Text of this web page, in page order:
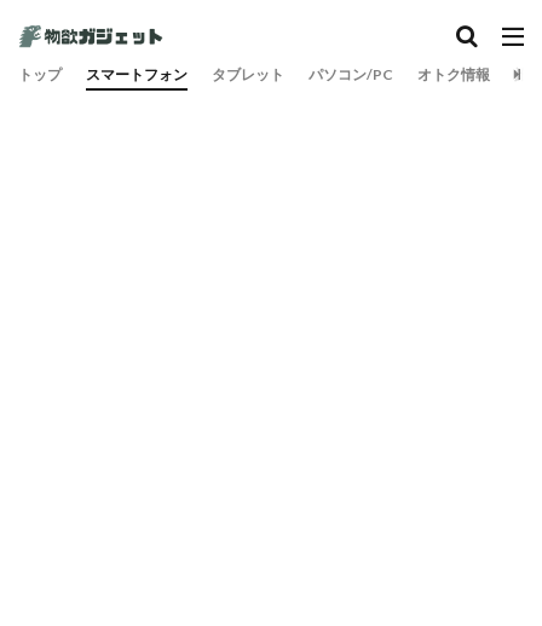
トップ スマートフォン タブレット パソコン/PC オトク情報 旅